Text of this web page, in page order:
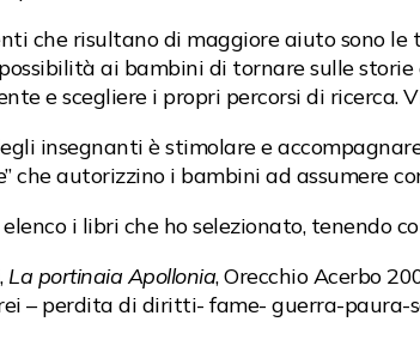
che risultano di maggiore aiuto sono
ai bambini di tornare sulle
e scegliere i propri percorsi di ricerca.
insegnanti è stimolare e
che autorizzino i bambini ad assumere
i libri che ho selezionato, tenendo
La portinaia Apollonia, Orecchio Acerbo
– perdita di diritti- fame- guerra-